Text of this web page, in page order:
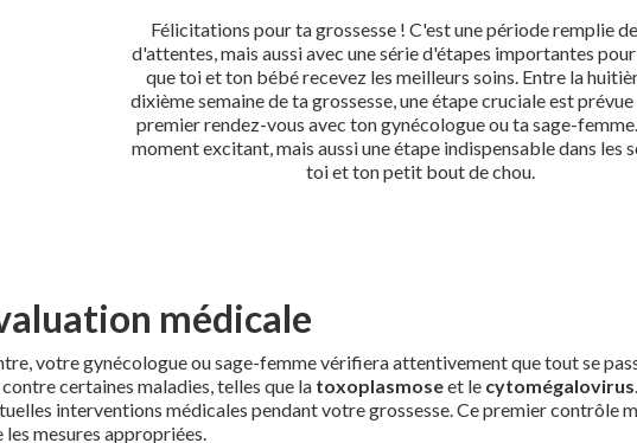
Félicitations pour ta grossesse ! C'est une période remplie
d'attentes, mais aussi avec une série d'étapes importantes
que toi et ton bébé recevez les meilleurs soins. Entre la
dixième semaine de ta grossesse, une étape cruciale est
premier rendez-vous avec ton gynécologue ou ta sage-
moment excitant, mais aussi une étape indispensable dans les
toi et ton petit bout de chou.
médicale
votre gynécologue ou sage-femme vérifiera attentivement que tout se
certaines maladies, telles que la toxoplasmoseet le cytomégalovirus
interventions médicales pendant votre grossesse. Ce premier contrôle
mesures appropriées.